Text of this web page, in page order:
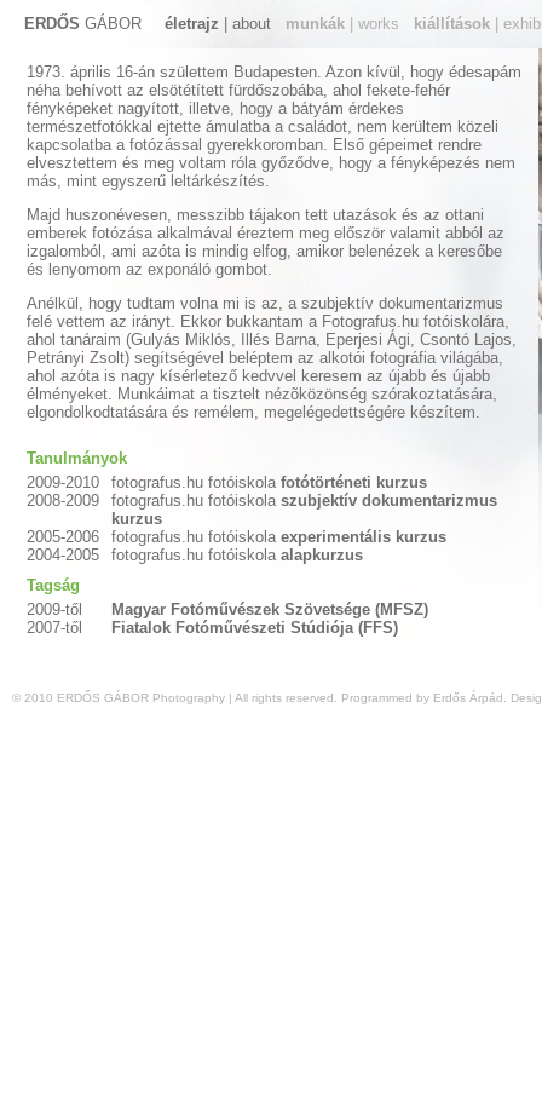
ERDŐS GÁBOR életrajz | about munkák | works kiállítások |
1973. április 16-án születtem Budapesten. Azon kívül, hogy édesapám
néha behívott az elsötétített fürdőszobába, ahol fekete-fehér
fényképeket nagyított, illetve, hogy a bátyám érdekes
természetfotókkal ejtette ámulatba a családot, nem kerültem közeli
kapcsolatba a fotózással gyerekkoromban. Első gépeimet rendre
elvesztettem és meg voltam róla győződve, hogy a fényképezés nem
más, mint egyszerű leltárkészítés.
Majd huszonévesen, messzibb tájakon tett utazások és az ottani
emberek fotózása alkalmával éreztem meg először valamit abból az
izgalomból, ami azóta is mindig elfog, amikor belenézek a keresőbe
és lenyomom az exponáló gombot.
Anélkül, hogy tudtam volna mi is az, a szubjektív dokumentarizmus
felé vettem az irányt. Ekkor bukkantam a Fotografus.hu fotóiskolára,
ahol tanáraim (Gulyás Miklós, Illés Barna, Eperjesi Ági, Csontó Lajos,
Petrányi Zsolt) segítségével beléptem az alkotói fotográfia világába,
ahol azóta is nagy kísérletező kedvvel keresem az újabb és újabb
élményeket. Munkáimat a tisztelt nézõközönség szórakoztatására,
elgondolkodtatására és remélem, megelégedettségére készítem.
Tanulmányok
2009-2010
fotografus.hu fotóiskola fotótörténeti kurzus
2008-2009
fotografus.hu fotóiskola szubjektív dokumentarizmus
kurzus
2005-2006
fotografus.hu fotóiskola experimentális kurzus
2004-2005
fotografus.hu fotóiskola alapkurzus
Tagság
2009-től
Magyar Fotóművészek Szövetsége (MFSZ)
2007-től
Fiatalok Fotóművészeti Stúdiója (FFS)
© 2010 ERDŐS GÁBOR Photography | All rights reserved. Programmed by Erdős Árpád.